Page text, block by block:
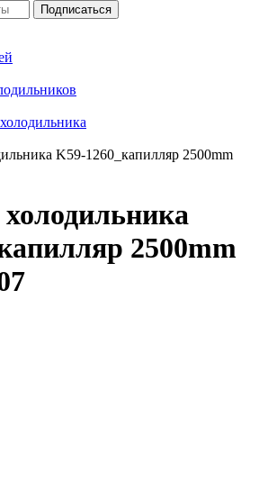
K59-1260_капилляр 2500mm
2500mm